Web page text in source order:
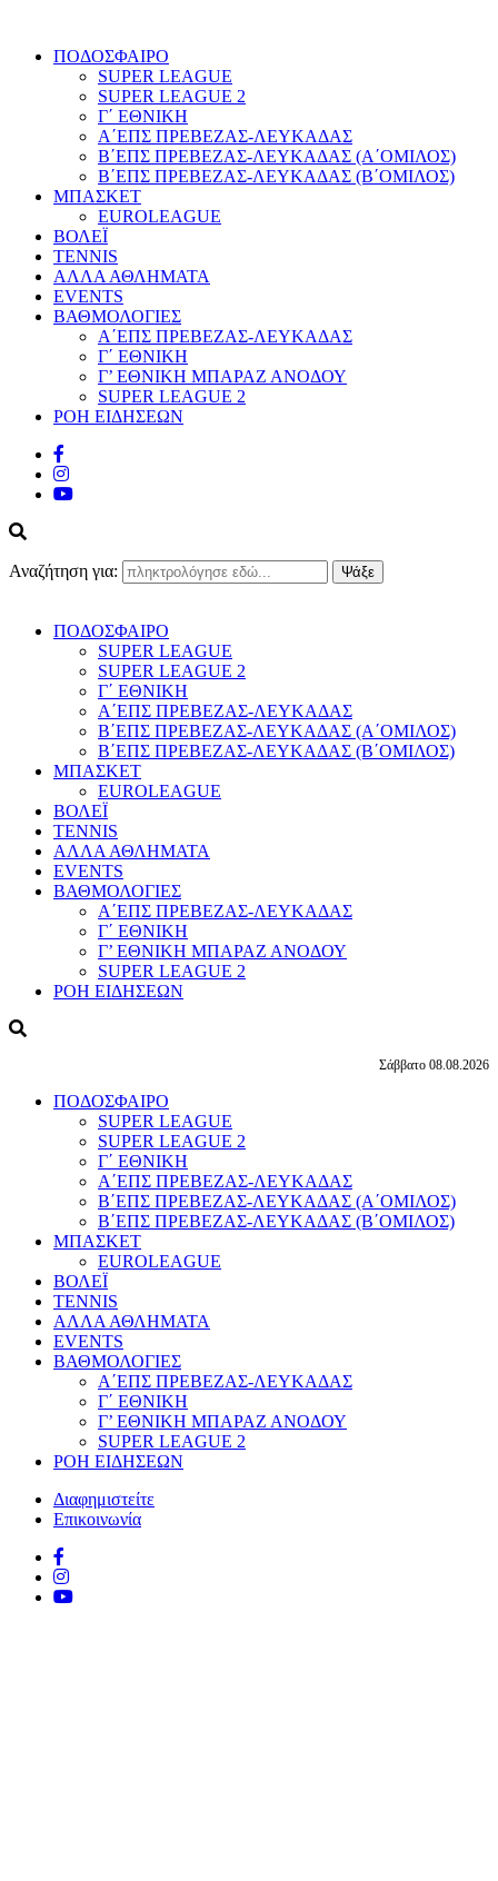
ΠΟΔΟΣΦΑΙΡΟ
SUPER LEAGUE
SUPER LEAGUE 2
Γ΄ ΕΘΝΙΚΗ
Α΄ΕΠΣ ΠΡΕΒΕΖΑΣ-ΛΕΥΚΑΔΑΣ
Β΄ΕΠΣ ΠΡΕΒΕΖΑΣ-ΛΕΥΚΑΔΑΣ (Α΄ΟΜΙΛΟΣ)
Β΄ΕΠΣ ΠΡΕΒΕΖΑΣ-ΛΕΥΚΑΔΑΣ (Β΄ΟΜΙΛΟΣ)
ΜΠΑΣΚΕΤ
EUROLEAGUE
ΒΟΛΕΪ
TENNIS
ΑΛΛΑ ΑΘΛΗΜΑΤΑ
EVENTS
ΒΑΘΜΟΛΟΓΙΕΣ
Α΄ΕΠΣ ΠΡΕΒΕΖΑΣ-ΛΕΥΚΑΔΑΣ
Γ΄ ΕΘΝΙΚΗ
Γ’ ΕΘΝΙΚΗ ΜΠΑΡΑΖ ΑΝΟΔΟΥ
SUPER LEAGUE 2
ΡΟΗ ΕΙΔΗΣΕΩΝ
Αναζήτηση για:
ΠΟΔΟΣΦΑΙΡΟ
SUPER LEAGUE
SUPER LEAGUE 2
Γ΄ ΕΘΝΙΚΗ
Α΄ΕΠΣ ΠΡΕΒΕΖΑΣ-ΛΕΥΚΑΔΑΣ
Β΄ΕΠΣ ΠΡΕΒΕΖΑΣ-ΛΕΥΚΑΔΑΣ (Α΄ΟΜΙΛΟΣ)
Β΄ΕΠΣ ΠΡΕΒΕΖΑΣ-ΛΕΥΚΑΔΑΣ (Β΄ΟΜΙΛΟΣ)
ΜΠΑΣΚΕΤ
EUROLEAGUE
ΒΟΛΕΪ
TENNIS
ΑΛΛΑ ΑΘΛΗΜΑΤΑ
EVENTS
ΒΑΘΜΟΛΟΓΙΕΣ
Α΄ΕΠΣ ΠΡΕΒΕΖΑΣ-ΛΕΥΚΑΔΑΣ
Γ΄ ΕΘΝΙΚΗ
Γ’ ΕΘΝΙΚΗ ΜΠΑΡΑΖ ΑΝΟΔΟΥ
SUPER LEAGUE 2
ΡΟΗ ΕΙΔΗΣΕΩΝ
Σάββατο 08.08.2026
ΠΟΔΟΣΦΑΙΡΟ
SUPER LEAGUE
SUPER LEAGUE 2
Γ΄ ΕΘΝΙΚΗ
Α΄ΕΠΣ ΠΡΕΒΕΖΑΣ-ΛΕΥΚΑΔΑΣ
Β΄ΕΠΣ ΠΡΕΒΕΖΑΣ-ΛΕΥΚΑΔΑΣ (Α΄ΟΜΙΛΟΣ)
Β΄ΕΠΣ ΠΡΕΒΕΖΑΣ-ΛΕΥΚΑΔΑΣ (Β΄ΟΜΙΛΟΣ)
ΜΠΑΣΚΕΤ
EUROLEAGUE
ΒΟΛΕΪ
TENNIS
ΑΛΛΑ ΑΘΛΗΜΑΤΑ
EVENTS
ΒΑΘΜΟΛΟΓΙΕΣ
Α΄ΕΠΣ ΠΡΕΒΕΖΑΣ-ΛΕΥΚΑΔΑΣ
Γ΄ ΕΘΝΙΚΗ
Γ’ ΕΘΝΙΚΗ ΜΠΑΡΑΖ ΑΝΟΔΟΥ
SUPER LEAGUE 2
ΡΟΗ ΕΙΔΗΣΕΩΝ
Διαφημιστείτε
Επικοινωνία